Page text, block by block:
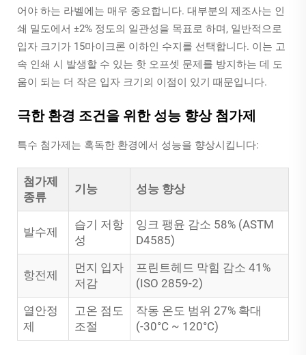
어야 하는 라벨에는 매우 중요합니다. 대부분의 제조사는 인
쇄 밀도에서 ±2% 정도의 일관성을 목표로 하며, 일반적으로
입자 크기가 15마이크론 이하인 수지를 선택합니다. 이는 고
속 인쇄 시 발생할 수 있는 핫 오프셋 문제를 방지하는 데 도
움이 되는 더 작은 입자 크기의 이점이 있기 때문입니다.
극한 환경 조건을 위한 성능 향상 첨가제
특수 첨가제는 혹독한 환경에서 성능을 향상시킵니다:
첨가제
종류
기능 성능 향상
발수제
습기 저항
성
잉크 팽윤 감소 58% (ASTM
D4585)
항전제
먼지 입자
저감
프린트헤드 막힘 감소 41%
(ISO 2859-2)
열안정
제
고온 점도
조절
작동 온도 범위 27% 확대
(-30°C ~ 120°C)